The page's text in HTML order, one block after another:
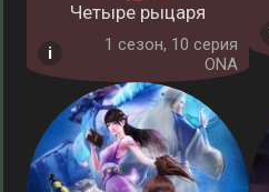
Четыре рыцаря
1 cезон, 10 серия
ONA